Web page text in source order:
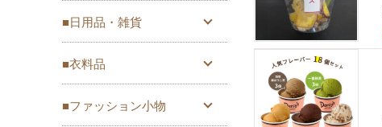
■日用品・雑貨
■衣料品
■ファッション小物